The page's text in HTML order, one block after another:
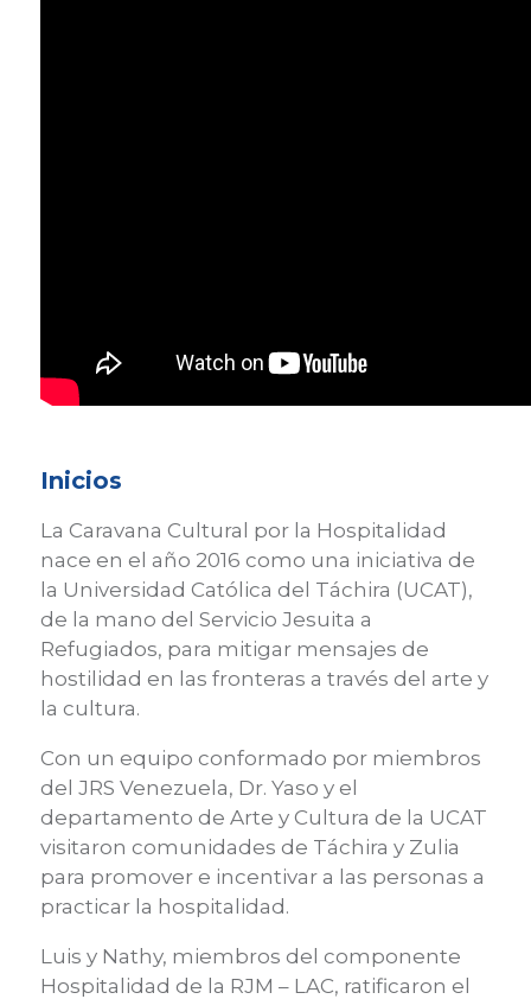
Inicios
La Caravana Cultural por la Hospitalidad
nace en el año 2016 como una iniciativa de
la Universidad Católica del Táchira (UCAT),
de la mano del Servicio Jesuita a
Refugiados, para mitigar mensajes de
hostilidad en las fronteras a través del arte y
la cultura.
Con un equipo conformado por miembros
del JRS Venezuela, Dr. Yaso y el
departamento de Arte y Cultura de la UCAT
visitaron comunidades de Táchira y Zulia
para promover e incentivar a las personas a
practicar la hospitalidad.
Luis y Nathy, miembros del componente
Hospitalidad de la RJM – LAC, ratificaron el